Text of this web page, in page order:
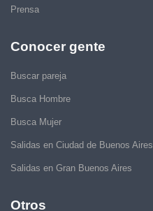
Prensa
Conocer gente
Buscar pareja
Busca Hombre
Busca Mujer
Salidas en Ciudad de Buenos Aires
Salidas en Gran Buenos Aires
Otros